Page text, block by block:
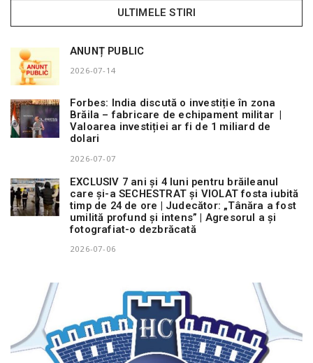
ULTIMELE STIRI
ANUNȚ PUBLIC
2026-07-14
Forbes: India discută o investiție în zona
Brăila – fabricare de echipament militar |
Valoarea investiției ar fi de 1 miliard de
dolari
2026-07-07
EXCLUSIV 7 ani și 4 luni pentru brăileanul
care și-a SECHESTRAT și VIOLAT fosta iubită
timp de 24 de ore | Judecător: „Tânăra a fost
umilită profund și intens” | Agresorul a și
fotografiat-o dezbrăcată
2026-07-06